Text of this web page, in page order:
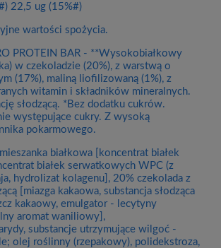
22,5 ug (15%#)
wartości spożycia.
PROTEIN BAR - **Wysokobiałkowy
w czekoladzie (20%), z warstwą o
(17%), maliną liofilizowaną (1%), z
witamin i składników mineralnych.
słodzącą. *Bez dodatku cukrów.
występujące cukry. Z wysoką
pokarmowego.
białkowa [koncentrat białek
białek serwatkowych WPC (z
hydrolizat kolagenu], 20% czekolada z
[miazga kakaowa, substancja słodząca
kakaowy, emulgator - lecytyny
aromat waniliowy],
substancje utrzymujące wilgoć -
olej roślinny (rzepakowy), polidekstroza,